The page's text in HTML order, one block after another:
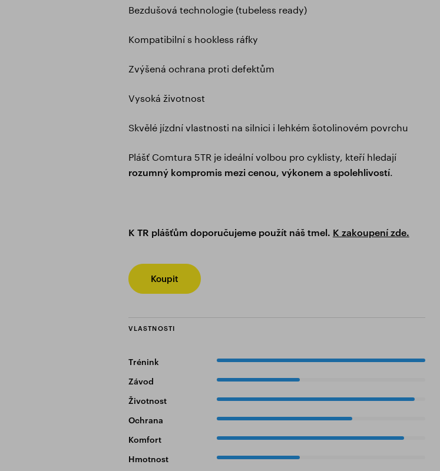
Bezdušová technologie (tubeless ready)
Kompatibilní s hookless ráfky
Zvýšená ochrana proti defektům
Vysoká životnost
Skvělé jízdní vlastnosti na silnici i lehkém šotolinovém povrchu
Plášť Comtura 5TR je ideální volbou pro cyklisty, kteří hledají
rozumný kompromis mezi cenou, výkonem a spolehlivostí.
K TR plášťům doporučujeme použít náš tmel. K zakoupení zde.
Koupit
VLASTNOSTI
Trénink 100%
Závod 40%
Životnost 95%
Ochrana 65%
Komfort 90%
Hmotnost 40%